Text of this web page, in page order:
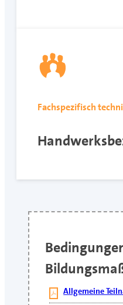
Fachspezifisch
Allgemeine